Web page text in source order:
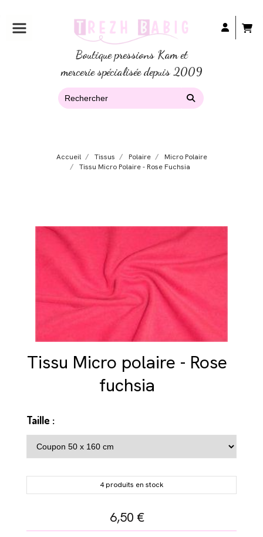
Boutique pressions Kam et
mercerie spécialisée depuis 2009
Accueil Tissus Polaire
Micro Polaire
Tissu Micro Polaire - Rose Fuchsia
Tissu Micro polaire - Rose
fuchsia
Taille :
4 produits en stock
6,50 €